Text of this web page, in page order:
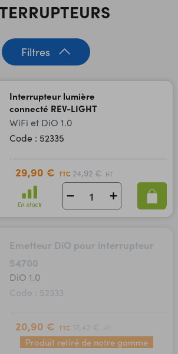
Filtres
Interrupteur lumière
connecté REV-LIGHT
WiFi et DiO 1.0
Code : 52335
29,90 € TTC 24,92 € HT
En stock
Emetteur DiO pour interrupteur
54700
DiO 1.0
Code : 52333
20,90 € TTC 17,42 € HT
Produit retiré de notre gamme